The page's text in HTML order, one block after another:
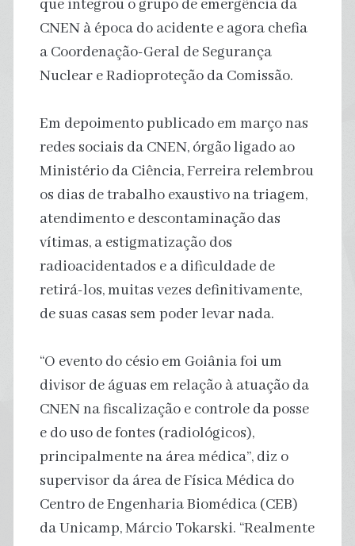
que integrou o grupo de emergência da
CNEN à época do acidente e agora chefia
a Coordenação-Geral de Segurança
Nuclear e Radioproteção da Comissão.
Em depoimento publicado em março nas
redes sociais da CNEN, órgão ligado ao
Ministério da Ciência, Ferreira relembrou
os dias de trabalho exaustivo na triagem,
atendimento e descontaminação das
vítimas, a estigmatização dos
radioacidentados e a dificuldade de
retirá-los, muitas vezes definitivamente,
de suas casas sem poder levar nada.
“O evento do césio em Goiânia foi um
divisor de águas em relação à atuação da
CNEN na fiscalização e controle da posse
e do uso de fontes (radiológicos),
principalmente na área médica”, diz o
supervisor da área de Física Médica do
Centro de Engenharia Biomédica (CEB)
da Unicamp, Márcio Tokarski. “Realmente